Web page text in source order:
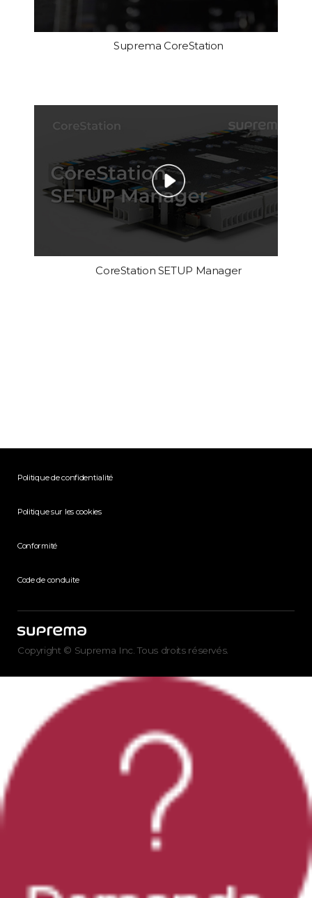
Suprema CoreStation
CoreStation SETUP Manager
Politique de confidentialité
Politique sur les cookies
Conformité
Code de conduite
Copyright © Suprema Inc. Tous droits réservés.